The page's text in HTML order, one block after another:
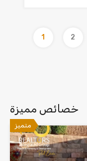
1 2
خصائص مميزة
متميز